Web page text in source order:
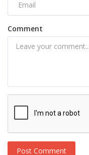
Comment
Post Comment